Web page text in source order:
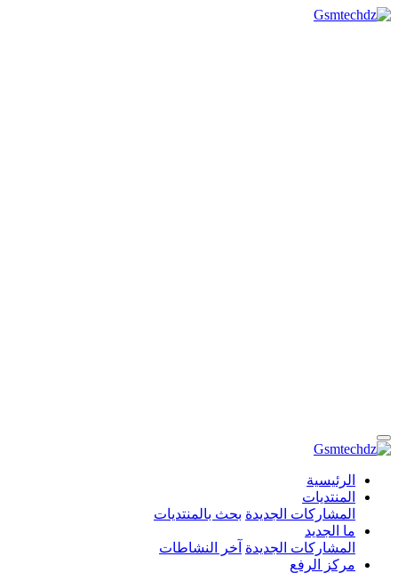
الرئيسية
المنتديات
المشاركات الجديدة بحث بالمنتديات
ما الجديد
المشاركات الجديدة آخر النشاطات
مركز الرفع